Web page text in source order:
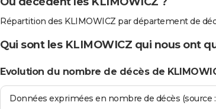
Répartition des KLIMOWICZ par département de
Qui sont les KLIMOWICZ qui nous ont
Evolution du nombre de décès de
Données exprimées en nombre de décès (source